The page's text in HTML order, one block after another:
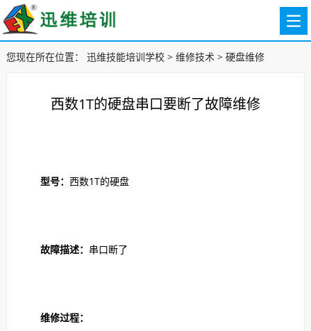
您现在所在位置： 迅维技能培训学校> 维修技术> 硬盘维修
西数1T的硬盘串口要断了故障维修
型号： 西数1T的硬盘
故障描述： 串口断了
维修过程：